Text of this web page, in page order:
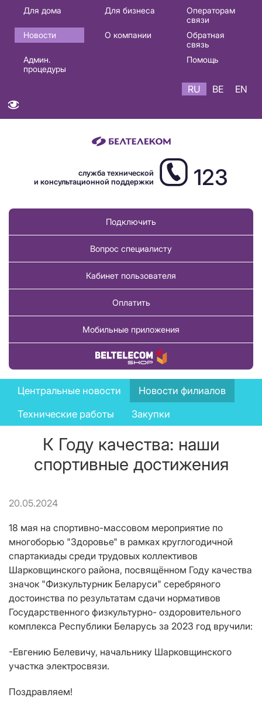
Основная
навигация
RU
Для дома Для бизнеса
Операторам
связи
Новости
О компании
Обратная
связь
Админ.
процедуры
Помощь
RU BE EN
служба технической
и консультационной поддержки
123
Подключить
Вопрос специалисту
Кабинет пользователя
Оплатить
Мобильные приложения
Купить товар
News
menu
Центральные новости
Новости филиалов
Технические работы
Закупки
К Году качества: наши
спортивные достижения
20.05.2024
18 мая на спортивно-массовом мероприятие по
многоборью "Здоровье" в рамках круглогодичной
спартакиады среди трудовых коллективов
Шарковщинского района, посвящённом Году качества
значок "Физкультурник Беларуси" серебряного
достоинства по результатам сдачи нормативов
Государственного физкультурно- оздоровительного
комплекса Республики Беларусь за 2023 год вручили:
-Евгению Белевичу, начальнику Шарковщинского
участка электросвязи.
Поздравляем!